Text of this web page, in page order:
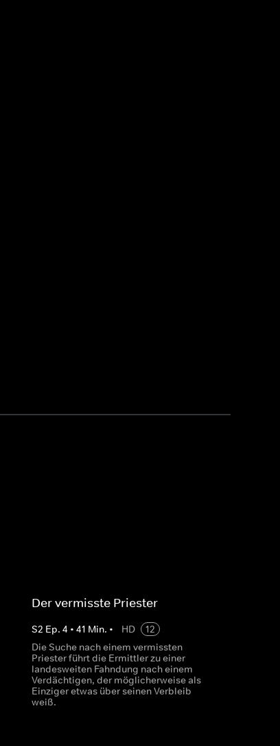
Der vermisste Priester
S2 Ep. 4 • 41 Min. • HD
12
Die Suche nach einem vermissten
Priester führt die Ermittler zu einer
landesweiten Fahndung nach einem
Verdächtigen, der möglicherweise als
Einziger etwas über seinen Verbleib
weiß.